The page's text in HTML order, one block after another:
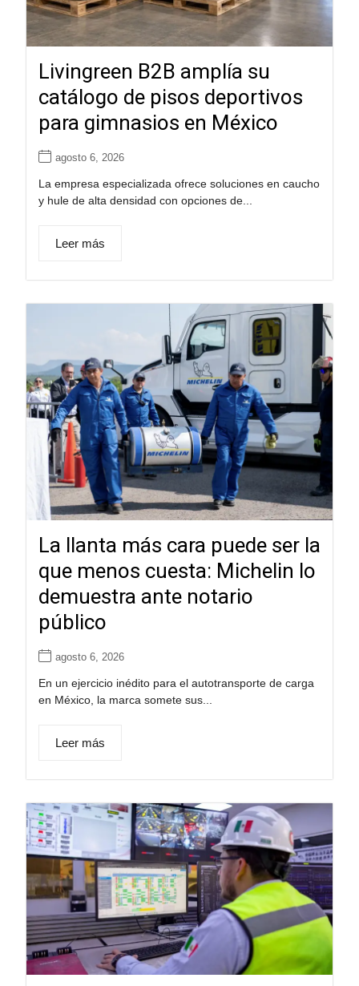
Livingreen B2B amplía su
catálogo de pisos deportivos
para gimnasios en México
agosto 6, 2026
La empresa especializada ofrece soluciones en caucho
y hule de alta densidad con opciones de...
Leer más
La llanta más cara puede ser la
que menos cuesta: Michelin lo
demuestra ante notario
público
agosto 6, 2026
En un ejercicio inédito para el autotransporte de carga
en México, la marca somete sus...
Leer más